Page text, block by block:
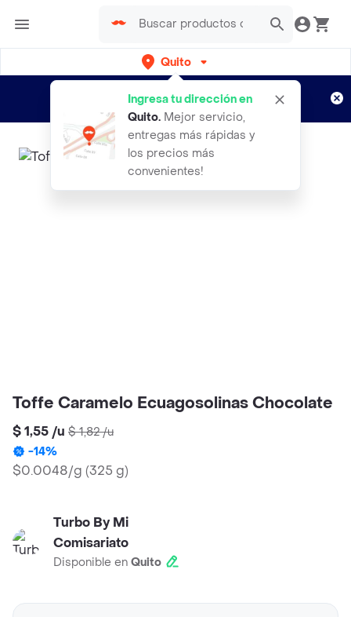
Quito
Ingresa tu dirección en
Quito. Mejor servicio,
entregas más rápidas y
los precios más
convenientes!
envíos gratis por semanas
Aplican TyC
Toffe Caramelo Ecuagosolinas Chocolate
$ 1,55 /u $ 1,82/u
-14%
$0.0048/g (325 g)
Turbo By Mi
Comisariato
Disponible en Quito